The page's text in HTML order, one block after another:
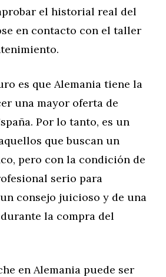
el historial real del
en contacto con el taller
es que Alemania tiene la
una mayor oferta de
Por lo tanto, es un
que buscan un
pero con la condición de
serio para
consejo juicioso y de una
la compra del
en Alemania puede ser